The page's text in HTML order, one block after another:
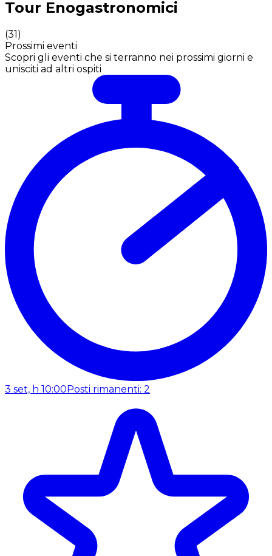
Tour Enogastronomici
(31)
Prossimi eventi
Scopri gli eventi che si terranno nei prossimi giorni e
unisciti ad altri ospiti
3 set, h 10:00 Posti rimanenti: 2